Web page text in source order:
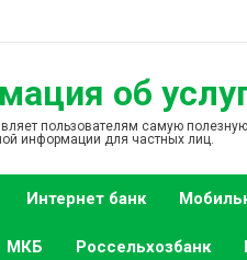
об
пользователям самую
информации для частных лиц.
Интернет банк
МКБ Россельхозбанк